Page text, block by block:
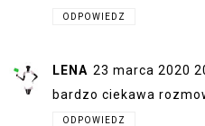
ODPOWIEDZ
LENA 23 marca 2020
bardzo ciekawa
ODPOWIEDZ